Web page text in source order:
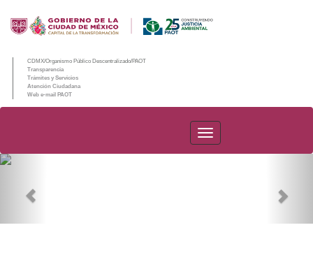
CDMX/Organismo Público Descentralizado/PAOT
Transparencia
Trámites y Servicios
Atención Ciudadana
Web e-mail PAOT
PAOT